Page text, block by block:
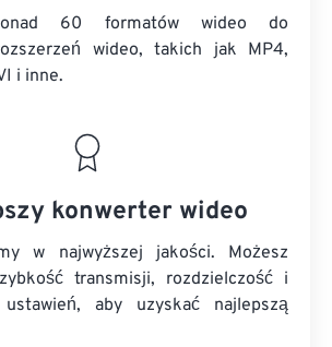
60 formatów wideo do
wideo, takich jak MP4,
i inne.
konwerter wideo
w najwyższej jakości. Możesz
transmisji, rozdzielczość i
aby uzyskać najlepszą